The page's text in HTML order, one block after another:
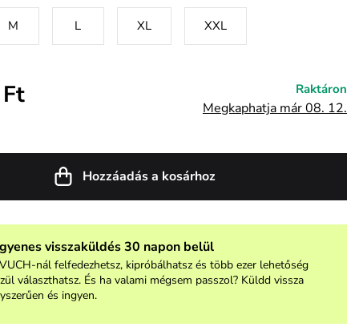
M L XL XXL
Raktáron
Megkaphatja már 08. 12.
Hozzáadás a kosárhoz
visszaküldés 30 napon belül
nál felfedezhetsz, kipróbálhatsz és több ezer lehetőség
választhatsz. És ha valami mégsem passzol? Küldd vissza
és ingyen.